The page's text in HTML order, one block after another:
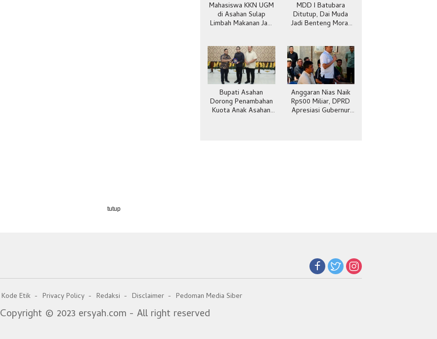
Mahasiswa KKN UGM
di Asahan Sulap
Limbah Makanan Jadi
MDD I Batubara
Ditutup, Dai Muda
Jadi Benteng Moral
Bupati Asahan
Dorong Penambahan
Kuota Anak Asahan
Anggaran Nias Naik
Rp500 Miliar, DPRD
Apresiasi Gubernur
Kode Etik Privacy Policy Redaksi Disclaimer Pedoman Media Siber
Copyright © 2023 ersyah.com - All right reserved
tutup